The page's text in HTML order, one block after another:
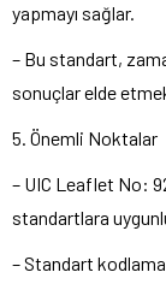
yapmayı sağlar.
– Bu standart,
sonuçlar elde
5. Önemli Noktalar
– UIC Leaflet No:
standartlara
– Standart